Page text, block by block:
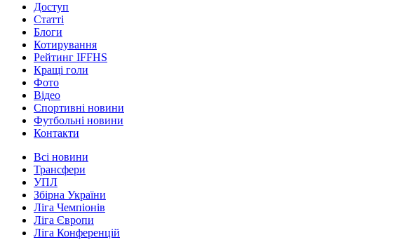
Доступ
Статті
Блоги
Котирування
Рейтинг IFFHS
Кращі голи
Фото
Відео
Спортивні новини
Футбольні новини
Контакти
Всі новини
Трансфери
УПЛ
Збірна України
Ліга Чемпіонів
Ліга Європи
Ліга Конференцій